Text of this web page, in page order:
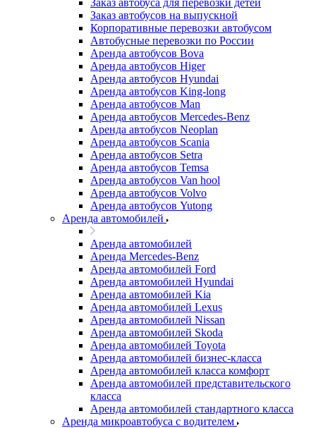
Заказ автобуса для перевозки детей
Заказ автобусов на выпускной
Корпоративные перевозки автобусом
Автобусные перевозки по России
Аренда автобусов Bova
Аренда автобусов Higer
Аренда автобусов Hyundai
Аренда автобусов King-long
Аренда автобусов Man
Аренда автобусов Mercedes-Benz
Аренда автобусов Neoplan
Аренда автобусов Scania
Аренда автобусов Setra
Аренда автобусов Temsa
Аренда автобусов Van hool
Аренда автобусов Volvo
Аренда автобусов Yutong
Аренда автомобилей
Аренда автомобилей
Аренда Mercedes-Benz
Аренда автомобилей Ford
Аренда автомобилей Hyundai
Аренда автомобилей Kia
Аренда автомобилей Lexus
Аренда автомобилей Nissan
Аренда автомобилей Skoda
Аренда автомобилей Toyota
Аренда автомобилей бизнес-класса
Аренда автомобилей класса комфорт
Аренда автомобилей представительского
класса
Аренда автомобилей стандартного класса
Аренда микроавтобуса с водителем